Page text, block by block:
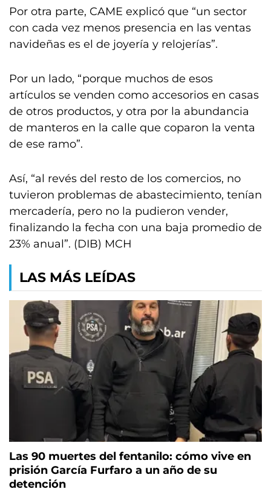
Por otra parte, CAME explicó que “un sector
con cada vez menos presencia en las ventas
navideñas es el de joyería y relojerías”.
Por un lado, “porque muchos de esos
artículos se venden como accesorios en casas
de otros productos, y otra por la abundancia
de manteros en la calle que coparon la venta
de ese ramo”.
Así, “al revés del resto de los comercios, no
tuvieron problemas de abastecimiento, tenían
mercadería, pero no la pudieron vender,
finalizando la fecha con una baja promedio de
23% anual”. (DIB) MCH
LAS MÁS LEÍDAS
Las 90 muertes del fentanilo: cómo vive en
prisión García Furfaro a un año de su
detención